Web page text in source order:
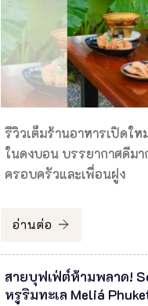
รีวิวเต็มร้านอาหารเปิดใ
ในดงบอน บรรยากาศดีมา
ครอบครัวและเพื่อนฝูง
อ่านต่อ
สายบุฟเฟ่ต์ห้ามพลาด!
หรูริมทะเล Meliá